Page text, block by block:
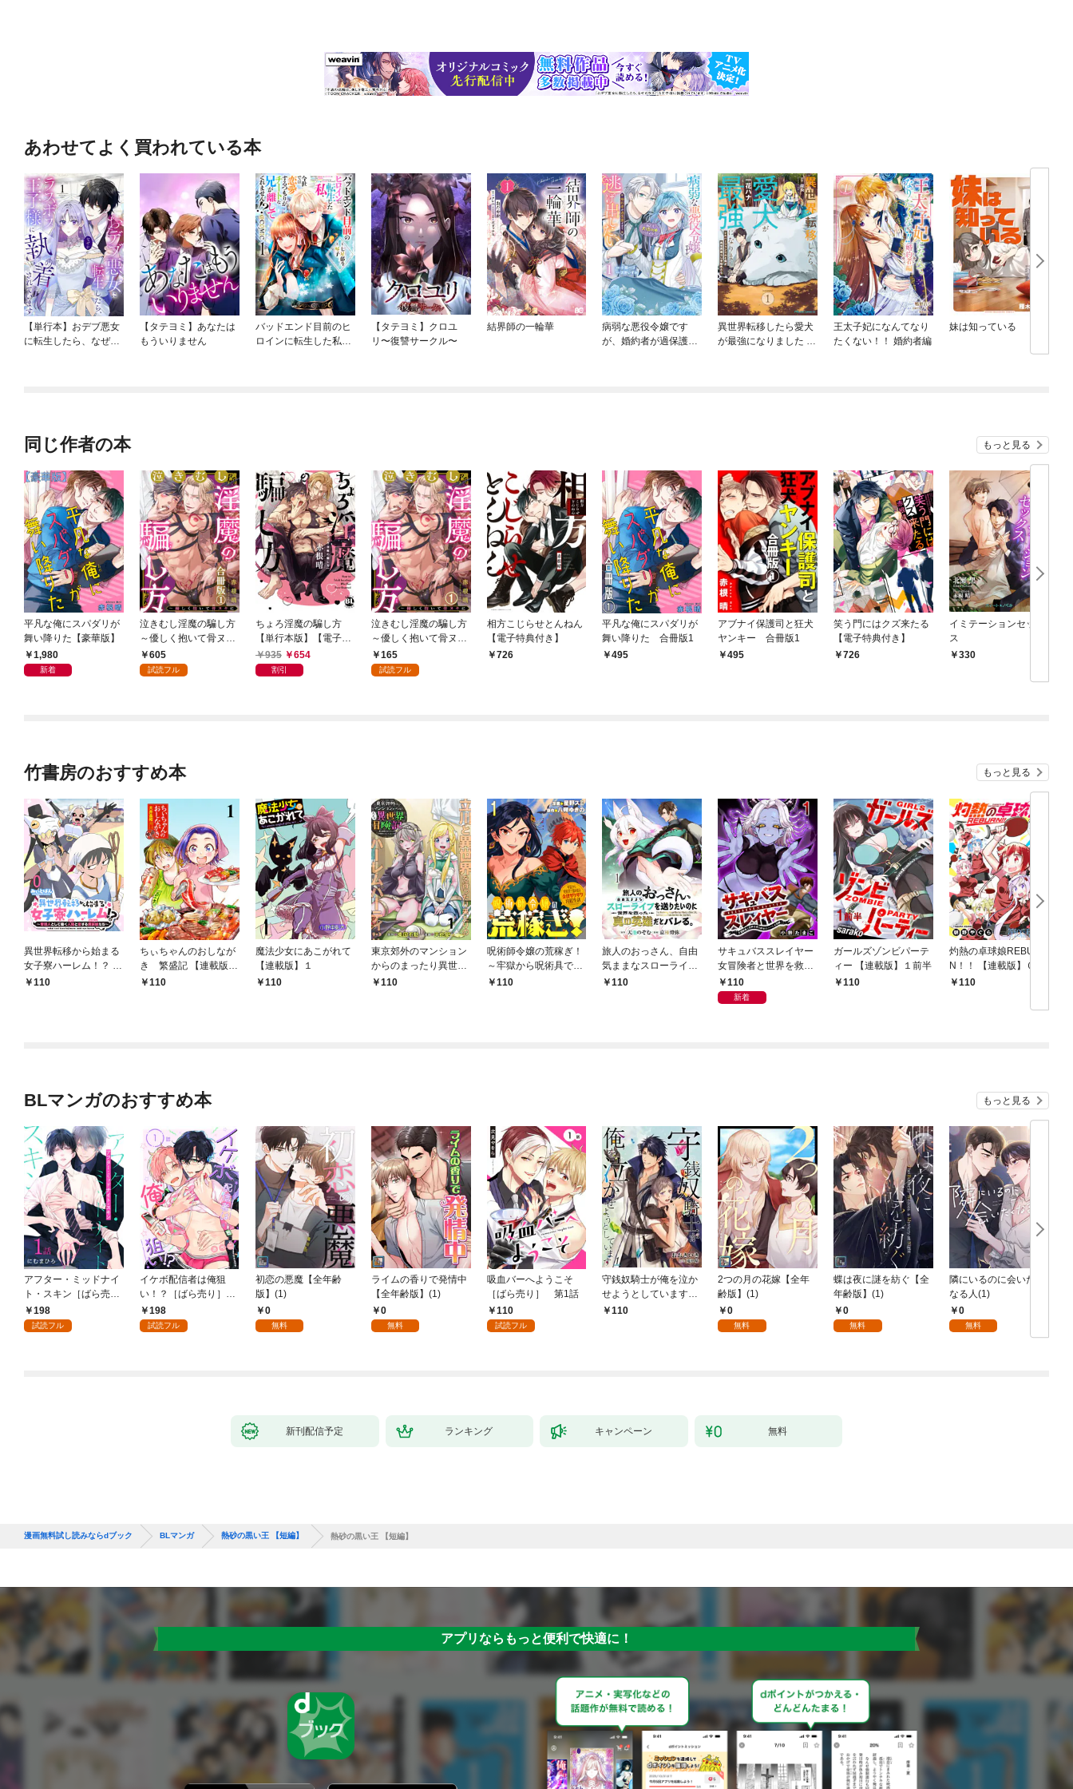
あわせてよく買われている本
【単行本】おデブ悪女
に転生したら、なぜか
【タテヨミ】あなたは
もういりません
バッドエンド目前のヒ
ロインに転生した私、
【タテヨミ】クロユ
リ〜復讐サークル〜
結界師の一輪華
病弱な悪役令嬢です
が、婚約者が過保護す
異世界転移したら愛犬
が最強になりました ～
王太子妃になんてなり
たくない！！ 婚約者編
妹は知っている
同じ作者の本 もっと見る
平凡な俺にスパダリが
舞い降りた【豪華版】
1,980
新着
泣きむし淫魔の騙し方
～優しく抱いて骨ヌキ
に【合冊版】1
605
試読フル
ちょろ淫魔の騙し方
【単行本版】【電子書
店特典付き】
935 654
割引
泣きむし淫魔の騙し方
～優しく抱いて骨ヌキ
に1165
試読フル
相方こじらせとんねん
【電子特典付き】
726
平凡な俺にスパダリが
舞い降りた 合冊版1
495
アブナイ保護司と狂犬
ヤンキー 合冊版1
495
笑う門にはクズ来たる
【電子特典付き】
726
イミテーションセック
ス
330
竹書房のおすすめ本 もっと見る
異世界転移から始まる
女子寮ハーレム！？ ～
管理人として働く人間
110
ちぃちゃんのおしなが
き 繁盛記 【連載版】
１110
魔法少女にあこがれて
【連載版】１
110
東京郊外のマンション
からのまったり異世界
冒険記 ～僕の部屋が
110
呪術師令嬢の荒稼ぎ！
～牢獄から呪術具で掴
み取る金貨ザクザク宮
110
旅人のおっさん、自由
気ままなスローライフ
を送りたいのに世界を
110
サキュバススレイヤー
女冒険者と世界を救う
終末のハーレム部隊
【連載版】１
110
新着
ガールズゾンビパーテ
ィー 【連載版】１前半
110
灼熱の卓球娘REBUR
N！！ 【連載版】０－
①110
BLマンガのおすすめ本 もっと見る
アフター・ミッドナイ
ト・スキン［ばら売
り］ 第1話
198
試読フル
イケボ配信者は俺狙
い！？［ばら売り］
第1話
198
試読フル
初恋の悪魔【全年齢
版】(1)
0
無料
ライムの香りで発情中
【全年齢版】(1)
0
無料
吸血バーへようこそ
［ばら売り］ 第1話
110
試読フル
守銭奴騎士が俺を泣か
せようとしています
【単話】 1
110
2つの月の花嫁【全年
齢版】(1)
0
無料
蝶は夜に謎を紡ぐ【全
年齢版】(1)
0
無料
隣にいるのに会いたく
なる人(1)
0
無料
新刊配信予定 ランキング キャンペーン 無料
漫画無料試し読みならdブック BLマンガ 熱砂の黒い王 【短編】 熱砂の黒い王 【短編】
アプリならもっと便利で快適に！